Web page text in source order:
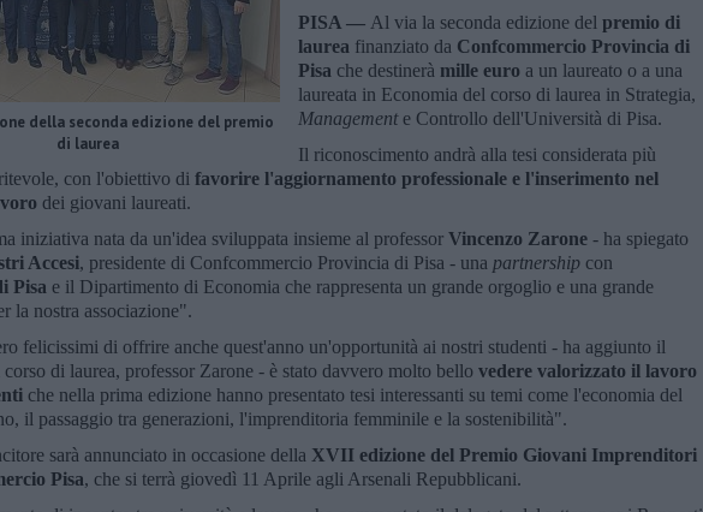
della seconda edizione del premio
di laurea
PISA — Al via la seconda edizione del premio di
laurea finanziato da Confcommercio Provincia di
Pisa che destinerà mille euro a un laureato o a una
laureata in Economia del corso di laurea in Strategia,
Managemente Controllo dell'Università di Pisa.
Il riconoscimento andrà alla tesi considerata più
con l'obiettivo di favorire l'aggiornamento professionale e l'inserimento nel
dei giovani laureati.
iniziativa nata da un'idea sviluppata insieme al professor Vincenzo Zarone - ha spiegato
Accesi, presidente di Confcommercio Provincia di Pisa - una partnership con
Pisa e il Dipartimento di Economia che rappresenta un grande orgoglio e una grande
la nostra associazione".
felicissimi di offrire anche quest'anno un'opportunità ai nostri studenti - ha aggiunto il
corso di laurea, professor Zarone - è stato davvero molto bello vedere valorizzato il lavoro
che nella prima edizione hanno presentato tesi interessanti su temi come l'economia del
il passaggio tra generazioni, l'imprenditoria femminile e la sostenibilità".
sarà annunciato in occasione della XVII edizione del Premio Giovani Imprenditori
Pisa, che si terrà giovedì 11 Aprile agli Arsenali Repubblicani.